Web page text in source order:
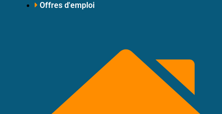
Offres d'emploi